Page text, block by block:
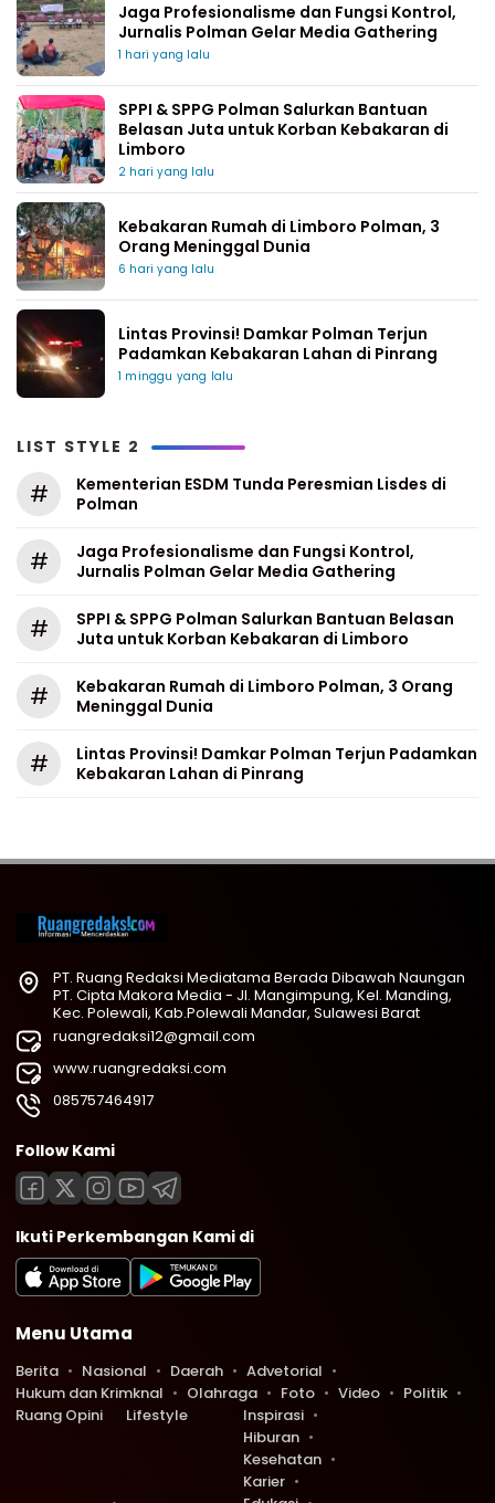
Jaga Profesionalisme dan Fungsi Kontrol,
Jurnalis Polman Gelar Media Gathering
1 hari yang lalu
SPPI & SPPG Polman Salurkan Bantuan
Belasan Juta untuk Korban Kebakaran di
Limboro
2 hari yang lalu
Kebakaran Rumah di Limboro Polman, 3
Orang Meninggal Dunia
6 hari yang lalu
Lintas Provinsi! Damkar Polman Terjun
Padamkan Kebakaran Lahan di Pinrang
1 minggu yang lalu
LIST STYLE 2
#
Kementerian ESDM Tunda Peresmian Lisdes di
Polman
#
Jaga Profesionalisme dan Fungsi Kontrol,
Jurnalis Polman Gelar Media Gathering
#
SPPI & SPPG Polman Salurkan Bantuan Belasan
Juta untuk Korban Kebakaran di Limboro
#
Kebakaran Rumah di Limboro Polman, 3 Orang
Meninggal Dunia
#
Lintas Provinsi! Damkar Polman Terjun Padamkan
Kebakaran Lahan di Pinrang
PT. Ruang Redaksi Mediatama Berada Dibawah Naungan
PT. Cipta Makora Media - Jl. Mangimpung, Kel. Manding,
Kec. Polewali, Kab.Polewali Mandar, Sulawesi Barat
ruangredaksi12@gmail.com
www.ruangredaksi.com
085757464917
Follow Kami
Ikuti Perkembangan Kami di
Menu Utama
Berita Nasional Daerah
Advetorial
Hukum dan Krimknal
Olahraga Foto Video
Politik
Ruang Opini
Lifestyle
Inspirasi
Hiburan
Kesehatan
Karier